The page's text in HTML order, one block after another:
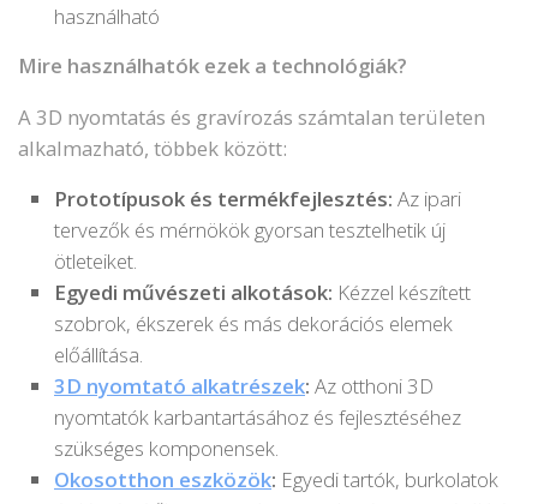
használható
Mire használhatók ezek a technológiák?
A 3D nyomtatás és gravírozás számtalan területen
alkalmazható, többek között:
Prototípusok és termékfejlesztés: Az ipari
tervezők és mérnökök gyorsan tesztelhetik új
ötleteiket.
Egyedi művészeti alkotások: Kézzel készített
szobrok, ékszerek és más dekorációs elemek
előállítása.
3D nyomtató alkatrészek: Az otthoni 3D
nyomtatók karbantartásához és fejlesztéséhez
szükséges komponensek.
Okosotthon eszközök: Egyedi tartók, burkolatok